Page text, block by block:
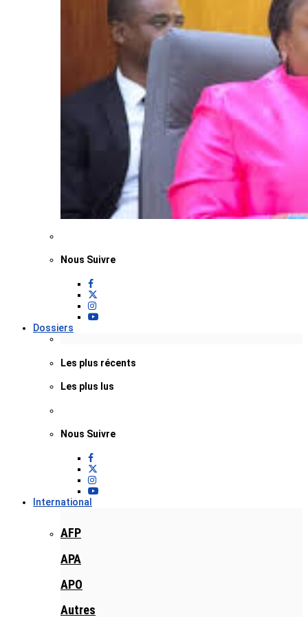
Nous Suivre
Dossiers
Les plus récents
Les plus lus
Nous Suivre
International
AFP
APA
APO
Autres